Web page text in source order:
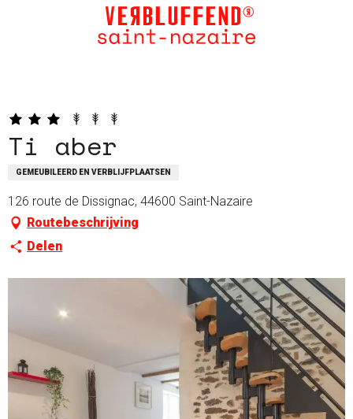
Ti aber
GEMEUBILEERD EN VERBLIJFPLAATSEN
126 route de Dissignac, 44600 Saint-Nazaire
Routebeschrijving
Delen